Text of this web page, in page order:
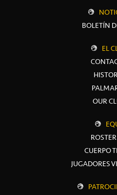
BOLETÍN
EL
OUR
CUERPO
JUGADORES